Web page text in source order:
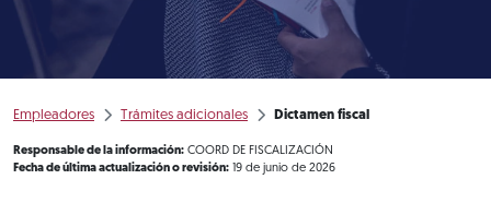
Empleadores Trámites adicionales Dictamen fiscal
Responsable de la información: COORD DE FISCALIZACIÓN
Fecha de última actualización o revisión: 19 de junio de 2026